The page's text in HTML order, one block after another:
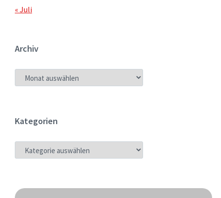
« Juli
Archiv
ARCHIV
Kategorien
KATEGORIEN